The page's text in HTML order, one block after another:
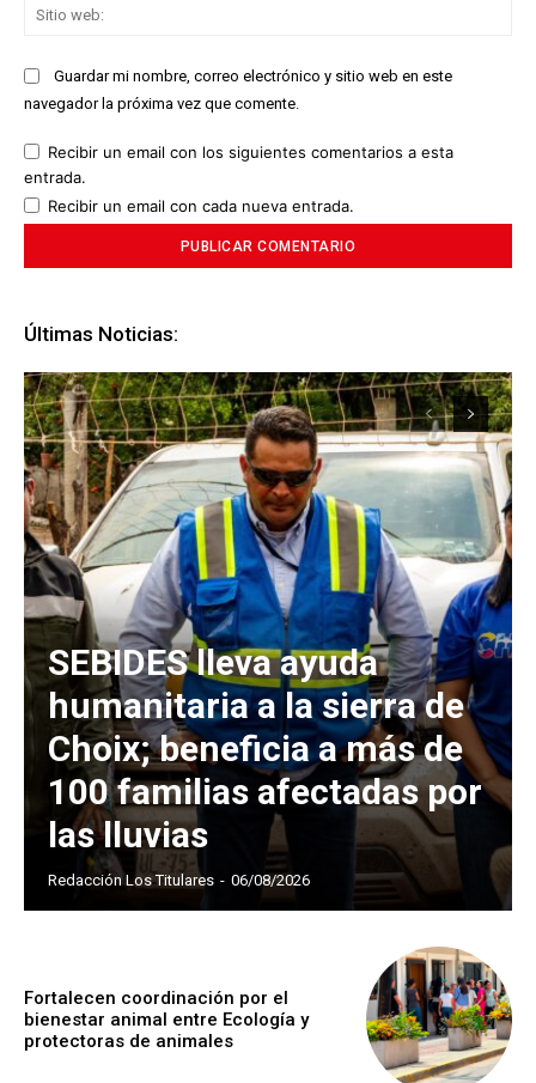
Guardar mi nombre, correo electrónico y sitio web en este
navegador la próxima vez que comente.
Recibir un email con los siguientes comentarios a esta
entrada.
Recibir un email con cada nueva entrada.
Últimas Noticias:
SEBIDES lleva ayuda
humanitaria a la sierra de
Choix; beneficia a más de
100 familias afectadas por
las lluvias
Redacción Los Titulares - 06/08/2026
Fortalecen coordinación por el
bienestar animal entre Ecología y
protectoras de animales